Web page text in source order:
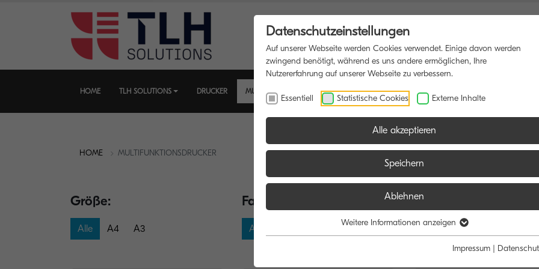
HOME TLH SOLUTIONS DRUCKER MULTIFUNKTIONSDRUCKER SOFTWARE BLOG
HOME MULTIFUNKTIONSDRUCKER
Größe:
Alle A4 A3
Farbe:
Alle Farbe
Funktion:
Alle Scan
Datenschutzeinstellungen
Auf unserer Webseite werden Cookies verwendet. Einige davon werden
zwingend benötigt, während es uns andere ermöglichen, Ihre
Nutzererfahrung auf unserer Webseite zu verbessern.
Essentiell Statistische Cookies Externe Inhalte
Alle akzeptieren
Speichern
Ablehnen
Weitere Informationen anzeigen
Impressum |